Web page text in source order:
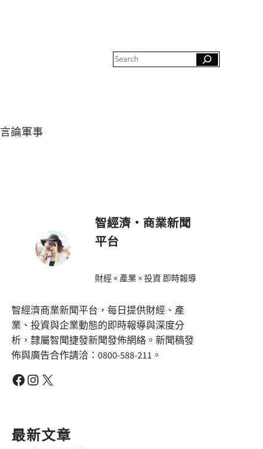
c
言論軍事
智經濟・商業新聞
平台
財經 × 產業 × 投資 即時報導
智經濟商業新聞平台，每日提供財經、產
業、投資與企業動態的即時報導與深度分
析，隸屬智聞捷發新聞發佈網絡。新聞稿發
佈與廣告合作請洽：0800-588-211。
Facebook Instagram X
最新文章